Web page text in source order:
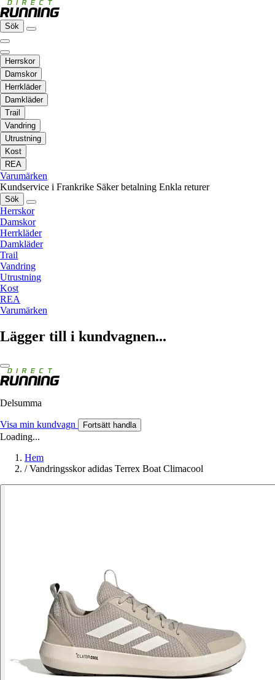
Sök
Herrskor
Damskor
Herrkläder
Damkläder
Trail
Vandring
Utrustning
Kost
REA
Varumärken
Kundservice i Frankrike Säker betalning Enkla returer
Sök
Herrskor
Damskor
Herrkläder
Damkläder
Trail
Vandring
Utrustning
Kost
REA
Varumärken
Lägger till i kundvagnen...
Delsumma
Visa min kundvagn Fortsätt handla
Loading...
Hem
/ Vandringsskor adidas Terrex Boat Climacool